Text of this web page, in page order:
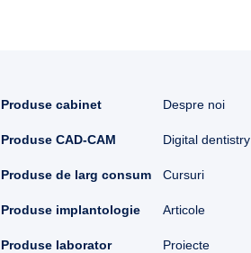
Produse cabinet
Produse CAD-CAM
Produse de larg consum
Produse implantologie
Produse laborator
Despre noi
Digital dentistry
Cursuri
Articole
Proiecte